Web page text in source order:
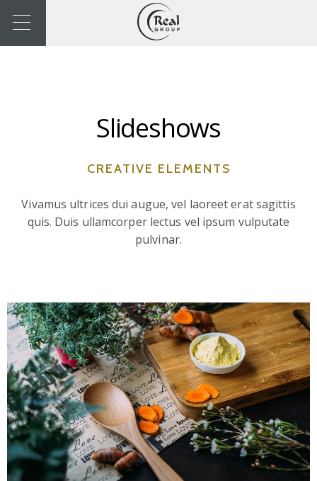
Slideshows
CREATIVE ELEMENTS
Vivamus ultrices dui augue, vel laoreet erat sagittis
quis. Duis ullamcorper lectus vel ipsum vulputate
pulvinar.